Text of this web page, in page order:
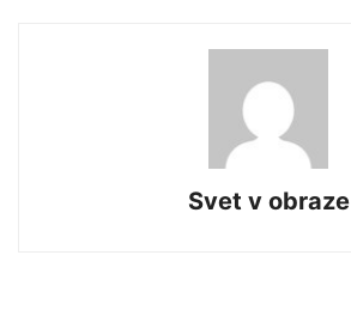
Svet v obraze